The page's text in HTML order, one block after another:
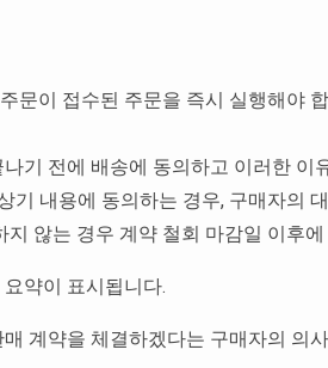
문이 접수된 주문을 즉시 실행해야
기 전에 배송에 동의하고 이러한 이
내용에 동의하는 경우, 구매자의
않는 경우 계약 철회 마감일 이후
약이 표시됩니다.
계약을 체결하겠다는 구매자의 의